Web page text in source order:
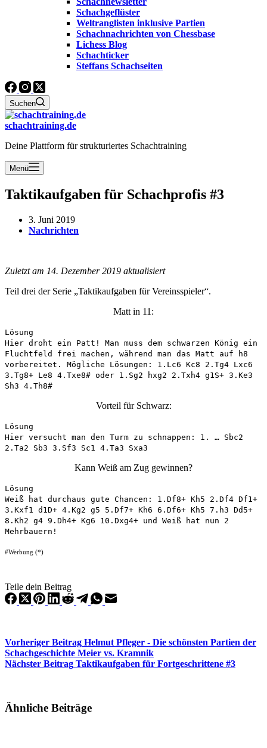
Schachgeflüster
Weltranglisten inklusive Partien
Schachnachrichten von Chessbase
Lichess Blog
Schachticker
Steffans Schachseiten
Suchen
schachtraining.de
Deine Plattform für strukturiertes Schachtraining
Menü
Taktikaufgaben für Schachprofis #3
3. Juni 2019
Nachrichten
Zuletzt am 14. Dezember 2019 aktualisiert
Teil drei der Serie „Taktikaufgaben für Vereinsspieler“.
Matt in 11:
Lösung
Hier droht ein Patt! Man muss dem schwarzen König ein
Fluchtfeld frei machen, während man das Matt auf h8
vorbereitet. Mögliche Lösungen: 1.Lc6 Kc8 2.Tg4 Lxc6
3.Tg8+ Le8 4.Txe8# oder 1.Sg2 hxg2 2.Txh4 g1S+ 3.Ke3
Sh3 4.Th8#
Vorteil für Schwarz:
Lösung
Hier versucht man den Turm zu schnappen: 1. … Sbc2
2.Ta2 Sb3 3.Sf3 Sc1 4.Ta3 Sxa3
Kann Weiß am Zug gewinnen?
Lösung
Weiß hat durchaus gute Chancen: 1.Df8+ Kh5 2.Df4 Df1+
3.Kxf1 d1D+ 4.Kg2 g5 5.Df7+ Kh6 6.Df6+ Kh5 7.h3 Dd5+
8.Kh2 g4 9.Dh4+ Kg6 10.Dxg4+ und Weiß hat nun 2
Mehrbauern!
#Werbung (*)
Teile dein Beitrag
Vorheriger Beitrag Helmut Pfleger - Die schönsten Partien der
Schachgeschichte Meier vs. Kramnik
Nächster Beitrag Taktikaufgaben für Fortgeschrittene #3
Ähnliche Beiträge